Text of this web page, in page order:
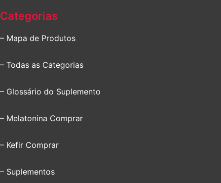
Categorias
– Mapa de Produtos
– Todas as Categorias
– Glossário do Suplemento
– Melatonina Comprar
– Kefir Comprar
– Suplementos